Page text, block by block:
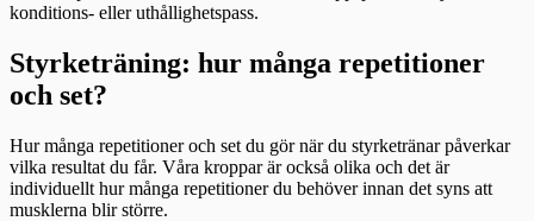
konditions- eller uthållighetspass.
Styrketräning: hur många repetitioner
och set?
Hur många repetitioner och set du gör när du styrketränar påverkar
vilka resultat du får. Våra kroppar är också olika och det är
individuellt hur många repetitioner du behöver innan det syns att
musklerna blir större.